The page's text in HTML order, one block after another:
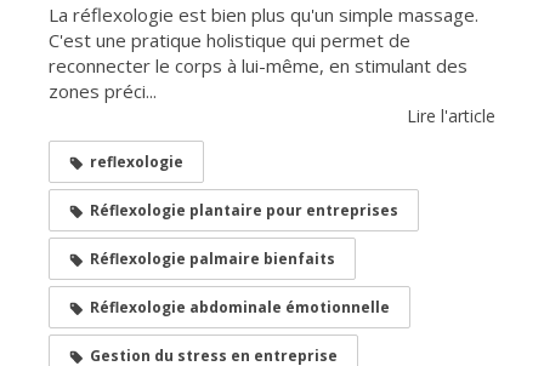
La réflexologie est bien plus qu'un simple massage.
C'est une pratique holistique qui permet de
reconnecter le corps à lui-même, en stimulant des
zones préci...
Lire l'article
reflexologie
Réflexologie plantaire pour entreprises
Réflexologie palmaire bienfaits
Réflexologie abdominale émotionnelle
Gestion du stress en entreprise